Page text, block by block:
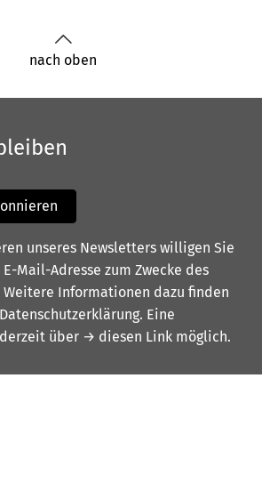
nach oben
unseres Newsletters willigen Sie
Mail-Adresse zum Zwecke des
Weitere Informationen dazu finden
. Eine
über → diesen Link möglich.